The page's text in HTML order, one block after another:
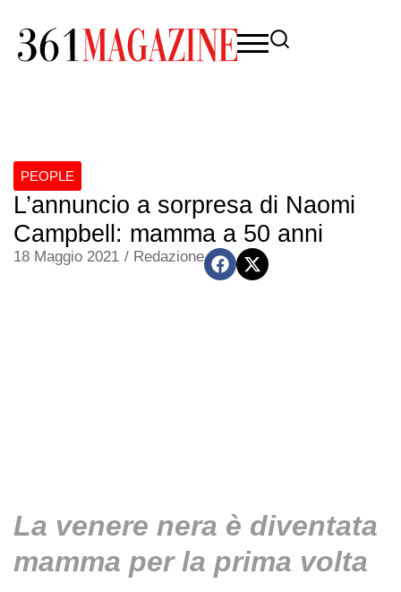
PEOPLE
L’annuncio a sorpresa di Naomi
Campbell: mamma a 50 anni
18 Maggio 2021 / Redazione
La venere nera è diventata
mamma per la prima volta